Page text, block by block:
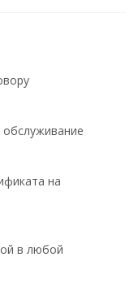
обслуживание
на
в любой